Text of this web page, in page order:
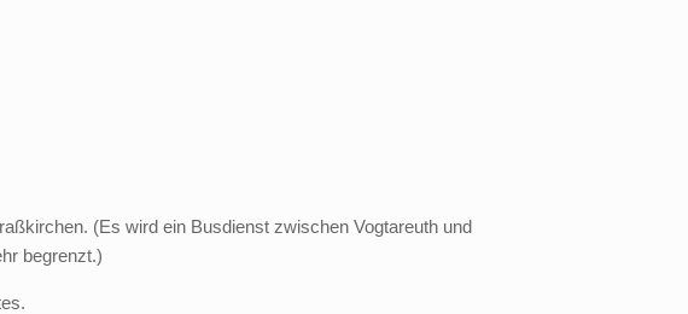
(Es wird ein Busdienst zwischen Vogtareuth und
begrenzt.)